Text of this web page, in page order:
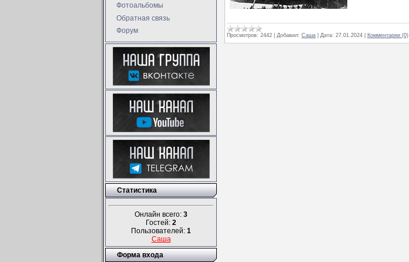
Фотоальбомы
Обратная связь
Форум
Статистика
Онлайн всего: 3
Гостей: 2
Пользователей: 1
Саша
Форма входа
Просмотров: 2442 Добавил: Саша Дата: 27.01.2024 Комментарии (0)